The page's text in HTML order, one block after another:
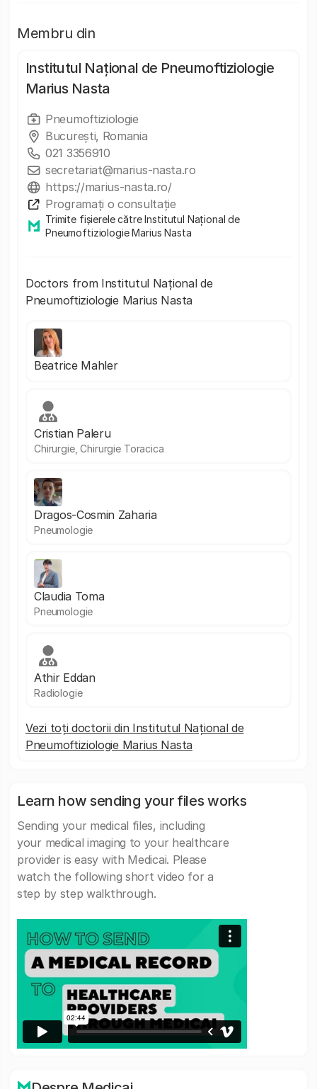
Membru din
Institutul Național de Pneumoftiziologie
Marius Nasta
Pneumoftiziologie
București, Romania
021 3356910
secretariat@marius-nasta.ro
https://marius-nasta.ro/
Programați o consultație
Trimite fișierele către Institutul Național de
Pneumoftiziologie Marius Nasta
Doctors from Institutul Național de
Pneumoftiziologie Marius Nasta
Beatrice Mahler
Cristian Paleru
Chirurgie, Chirurgie Toracica
Dragos-Cosmin Zaharia
Pneumologie
Claudia Toma
Pneumologie
Athir Eddan
Radiologie
Vezi toți doctorii din Institutul Național de
Pneumoftiziologie Marius Nasta
Learn how sending your files works
Sending your medical files, including
your medical imaging to your healthcare
provider is easy with Medicai. Please
watch the following short video for a
step by step walkthrough.